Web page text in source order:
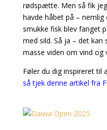
rødspætte. Men så fik
havde håbet på – nemlig
smukke fisk blev fanget
med sild. Så ja – det kan
masse viden om vind og
Føler du dig inspireret til
så tjek denne artikel fra